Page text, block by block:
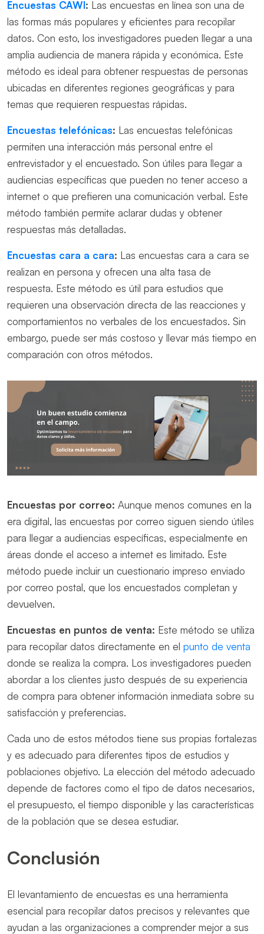
Encuestas CAWI: Las encuestas en línea son una de
las formas más populares y eficientes para recopilar
datos. Con esto, los investigadores pueden llegar a una
amplia audiencia de manera rápida y económica. Este
método es ideal para obtener respuestas de personas
ubicadas en diferentes regiones geográficas y para
temas que requieren respuestas rápidas.
Encuestas telefónicas: Las encuestas telefónicas
permiten una interacción más personal entre el
entrevistador y el encuestado. Son útiles para llegar a
audiencias específicas que pueden no tener acceso a
internet o que prefieren una comunicación verbal. Este
método también permite aclarar dudas y obtener
respuestas más detalladas.
Encuestas cara a cara: Las encuestas cara a cara se
realizan en persona y ofrecen una alta tasa de
respuesta. Este método es útil para estudios que
requieren una observación directa de las reacciones y
comportamientos no verbales de los encuestados. Sin
embargo, puede ser más costoso y llevar más tiempo en
comparación con otros métodos.
Encuestas por correo: Aunque menos comunes en la
era digital, las encuestas por correo siguen siendo útiles
para llegar a audiencias específicas, especialmente en
áreas donde el acceso a internet es limitado. Este
método puede incluir un cuestionario impreso enviado
por correo postal, que los encuestados completan y
devuelven.
Encuestas en puntos de venta: Este método se utiliza
para recopilar datos directamente en el punto de venta
donde se realiza la compra. Los investigadores pueden
abordar a los clientes justo después de su experiencia
de compra para obtener información inmediata sobre su
satisfacción y preferencias.
Cada uno de estos métodos tiene sus propias fortalezas
y es adecuado para diferentes tipos de estudios y
poblaciones objetivo. La elección del método adecuado
depende de factores como el tipo de datos necesarios,
el presupuesto, el tiempo disponible y las características
de la población que se desea estudiar.
Conclusión
El levantamiento de encuestas es una herramienta
esencial para recopilar datos precisos y relevantes que
ayudan a las organizaciones a comprender mejor a sus